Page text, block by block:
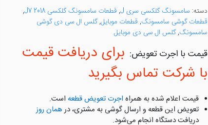
دسته: سامسونگ گلکسی سری J , قطعات سامسونگ گلکسی J7 2018
,
قطعات گوشی سامسونگ, قطعات موبایل,گلس ال سی دی گوشی
سامسونگ,گلس ال سی دی موبایل
برای دریافت قیمت
با شرکت تماس بگیرید
قیمت اعلام شده به همراه اجرت تعویض قطعه است.
تعویض این قطعه و ارسال گوشی به مشتری، درهمان روز
دریافت دستگاه انجام می‌شود.